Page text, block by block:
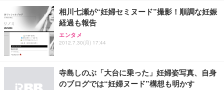
相川七瀬が“妊婦セミヌード”撮影！順調な妊娠
経過も報告
エンタメ
2012.7.30(月) 17:44
寺島しのぶ「大台に乗った」妊婦姿写真、自身
のブログでは“妊婦ヌード”構想も明かす